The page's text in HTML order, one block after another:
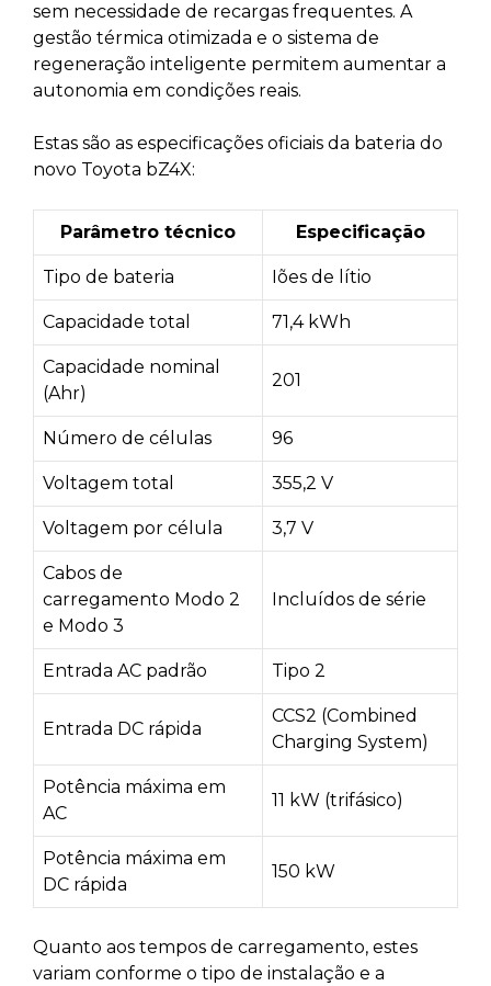
sem necessidade de recargas frequentes. A
gestão térmica otimizada e o sistema de
regeneração inteligente permitem aumentar a
autonomia em condições reais.
Estas são as especificações oficiais da bateria do
novo Toyota bZ4X:
Parâmetro técnico Especificação
Tipo de bateria Iões de lítio
Capacidade total 71,4 kWh
Capacidade nominal
(Ahr)
201
Número de células 96
Voltagem total 355,2 V
Voltagem por célula 3,7 V
Cabos de
carregamento Modo 2
e Modo 3
Incluídos de série
Entrada AC padrão Tipo 2
Entrada DC rápida
CCS2 (Combined
Charging System)
Potência máxima em
AC
11 kW (trifásico)
Potência máxima em
DC rápida
150 kW
Quanto aos tempos de carregamento, estes
variam conforme o tipo de instalação e a